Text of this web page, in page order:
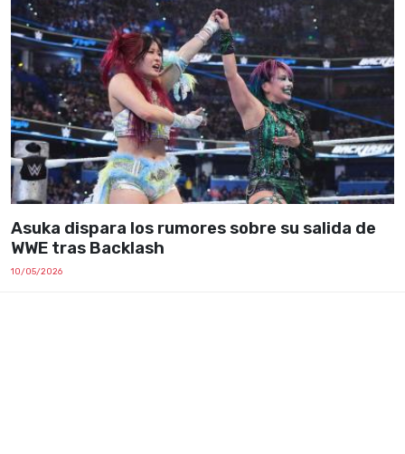
Asuka dispara los rumores sobre su salida de
WWE tras Backlash
10/05/2026